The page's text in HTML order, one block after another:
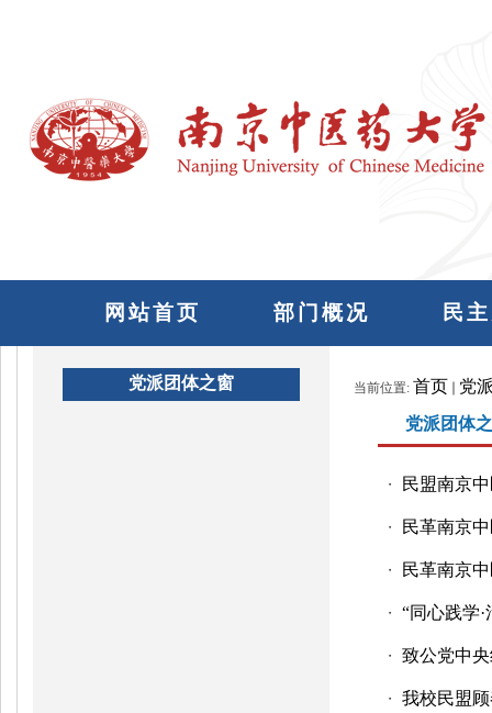
网站首页 部门概况 民
党派团体之窗 当前位置: 首页
党
党派团体
・ 民盟南京
・ 民革南京
・ 民革南京
・ “同心践学
・ 致公党中
・ 我校民盟